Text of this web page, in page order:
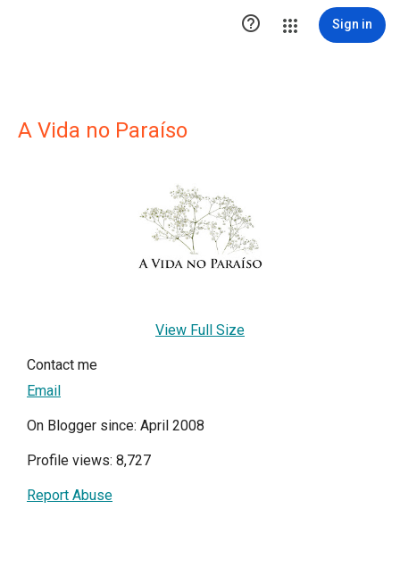
 Sign in
A Vida no Paraíso
View Full Size
Contact me
Email
On Blogger since: April 2008
Profile views: 8,727
Report Abuse